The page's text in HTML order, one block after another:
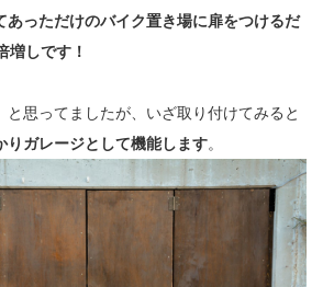
あっただけのバイク置き場に扉をつけるだ
増しです！
と思ってましたが、いざ取り付けてみると
りガレージとして機能します。